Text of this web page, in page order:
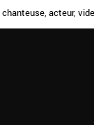
chanteuse, acteur,